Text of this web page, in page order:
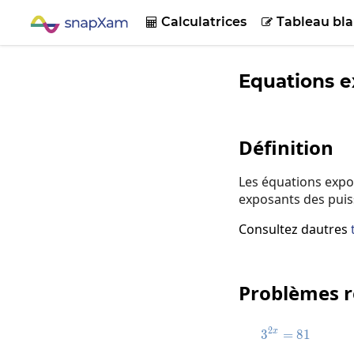
 Calculatrices  Tableau
Equations
Définition
Les équations
exposants des
Consultez dautres
Problèmes
3^{2x}=81
32x = 81